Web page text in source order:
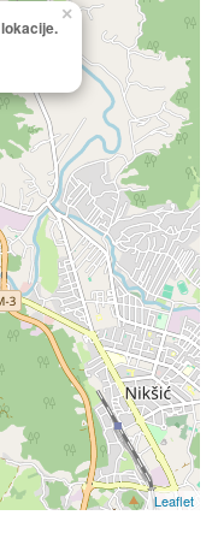
×
Leaflet